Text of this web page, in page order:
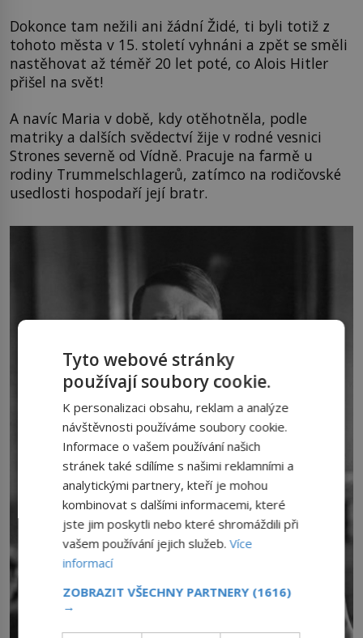
Dokonce tam nežili ani žádní Židé, ti byli totiž z
tohoto města v 15. století vyhnáni a zpět se směli
nastěhovat až téměř 20 let poté, co Alois Hitler
přišel na svět!
A navíc Maria v době, kdy otěhotněla, podle
matriky a dalších svědectví žije v rodné vesnici
Strones severně od Vídně. Pracuje na farmě u
rodiny Trummelschlagerů, zatímco na rodičovské
usedlosti hospodaří její bratr.
Tyto webové stránky
používají soubory cookie.
K personalizaci obsahu, reklam a analýze
návštěvnosti používáme soubory cookie.
Informace o vašem používání našich
stránek také sdílíme s našimi reklamními a
analytickými partnery, kteří je mohou
kombinovat s dalšími informacemi, které
jste jim poskytli nebo které shromáždili při
vašem používání jejich služeb.Více
informací
ZOBRAZIT VŠECHNY PARTNERY (1616)
→